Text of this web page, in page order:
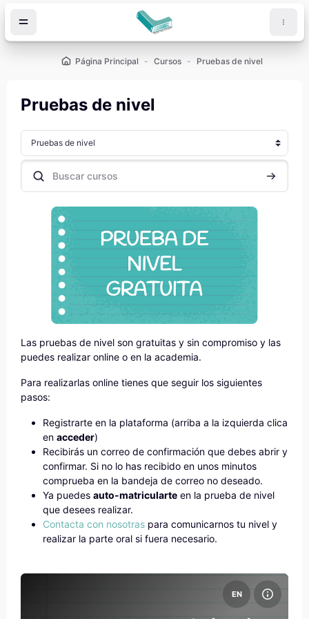
Página Principal Cursos Pruebas de nivel
Pruebas de nivel
Categorías
Buscar cursos Buscar
Las pruebas de nivel son gratuitas y sin compromiso y las
puedes realizar online o en la academia.
Para realizarlas online tienes que seguir los siguientes
pasos:
Registrarte en la plataforma (arriba a la izquierda clica
en acceder)
Recibirás un correo de confirmación que debes abrir y
confirmar. Si no lo has recibido en unos minutos
comprueba en la bandeja de correo no deseado.
Ya puedes auto-matricularte en la prueba de nivel
que desees realizar.
Contacta con nosotras para comunicarnos tu nivel y
realizar la parte oral si fuera necesario.
EN
Archivos del resumen del curso Prueba de nivel inglés (PCE)